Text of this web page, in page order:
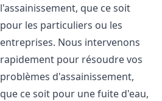
l'assainissement, que ce soit
pour les particuliers ou les
entreprises. Nous intervenons
rapidement pour résoudre vos
problèmes d'assainissement,
que ce soit pour une fuite d'eau,